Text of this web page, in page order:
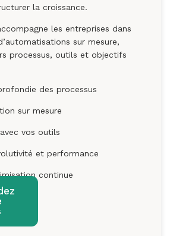
la croissance.
les entreprises dans
sur mesure,
processus, outils et objectifs
des processus
sur mesure
vos outils
et performance
continue